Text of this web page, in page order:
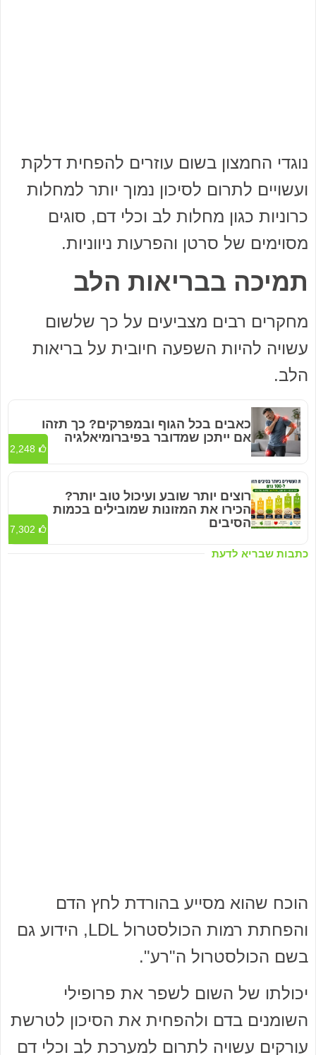
נוגדי החמצון בשום עוזרים להפחית דלקת
ועשויים לתרום לסיכון נמוך יותר למחלות
כרוניות כגון מחלות לב וכלי דם, סוגים
מסוימים של סרטן והפרעות ניווניות.
תמיכה בבריאות הלב
מחקרים רבים מצביעים על כך שלשום
עשויה להיות השפעה חיובית על בריאות
הלב.
כתבות שבריא לדעת
כאבים בכל הגוף ובמפרקים? כך תזהו
אם ייתכן שמדובר בפיברומיאלגיה
2,248
רוצים יותר שובע ועיכול טוב יותר?
הכירו את המזונות שמובילים בכמות
הסיבים
7,302
הוכח שהוא מסייע בהורדת לחץ הדם
והפחתת רמות הכולסטרול LDL, הידוע גם
בשם הכולסטרול ה"רע".
יכולתו של השום לשפר את פרופילי
השומנים בדם ולהפחית את הסיכון לטרשת
עורקים עשויה לתרום למערכת לב וכלי דם